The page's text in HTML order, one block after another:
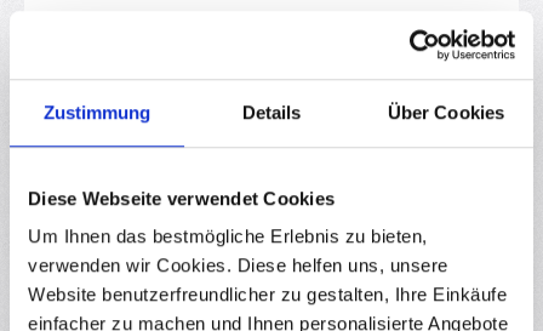
Zustimmung Details Über Cookies
Diese Webseite verwendet Cookies
Um Ihnen das bestmögliche Erlebnis zu bieten,
verwenden wir Cookies. Diese helfen uns, unsere
Website benutzerfreundlicher zu gestalten, Ihre Einkäufe
einfacher zu machen und Ihnen personalisierte Angebote
2x Linearführung MGN12H 500mm
RBS17300
Sofort verfügbar